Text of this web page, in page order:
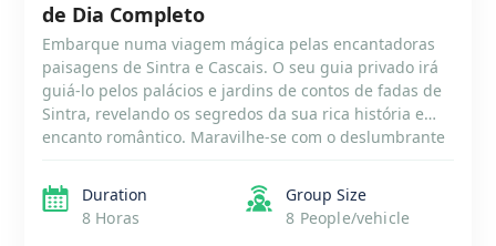
de Dia Completo
Embarque numa viagem mágica pelas encantadoras
paisagens de Sintra e Cascais. O seu guia privado irá
guiá-lo pelos palácios e jardins de contos de fadas de
Sintra, revelando os segredos da sua rica história e
encanto romântico. Maravilhe-se com o deslumbrante
passeie pelas ruas coloridas do centro […]
Duration
8 Horas
Group Size
8 People/vehicle